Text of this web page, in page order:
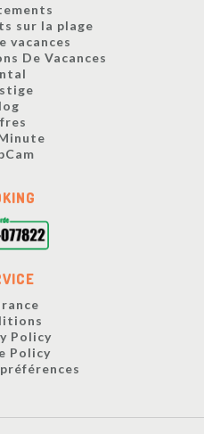
sur la plage
vacances
De Vacances
Policy
Policy